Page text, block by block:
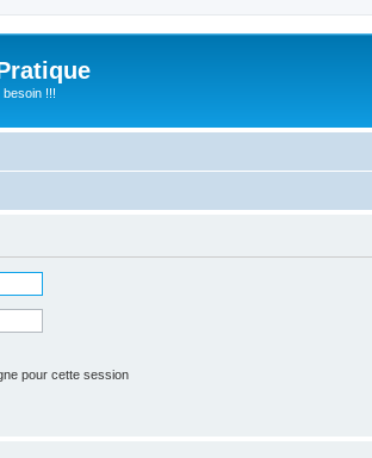
!!!
pour cette session